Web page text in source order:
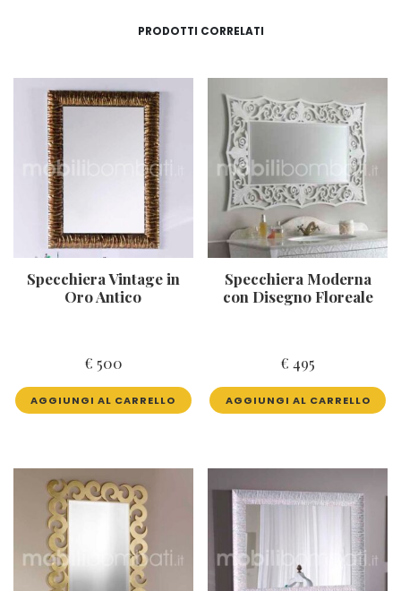
PRODOTTI CORRELATI
Specchiera Vintage in
Oro Antico
€ 500
AGGIUNGI AL CARRELLO
Specchiera Moderna
con Disegno Floreale
€ 495
AGGIUNGI AL CARRELLO